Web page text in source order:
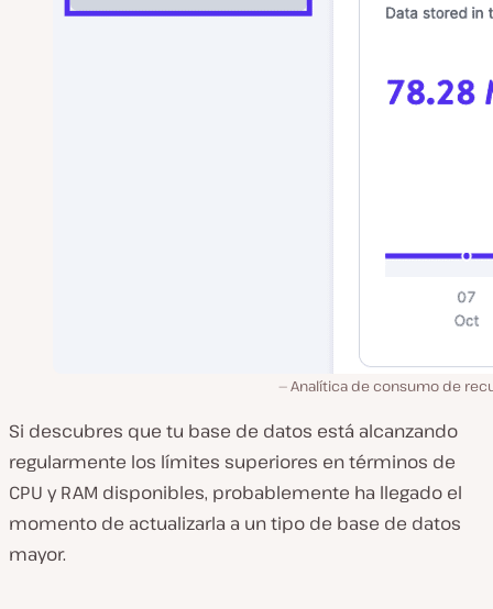
Analítica de consumo de
Si descubres que tu base de datos está alcanzando
regularmente los límites superiores en términos de
CPU y RAM disponibles, probablemente ha llegado el
momento de actualizarla a un tipo de base de datos
mayor.